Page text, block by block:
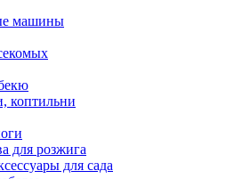
машины
коптильни
для розжига
для сада